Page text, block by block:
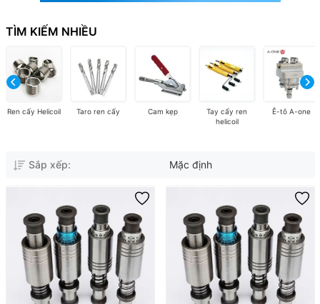
TÌM KIẾM NHIỀU
Ren cấy Helicoil Taro ren cấy Cam kẹp
Tay cấy ren
helicoil
Ê-tô A-one
Sắp xếp: Mặc định